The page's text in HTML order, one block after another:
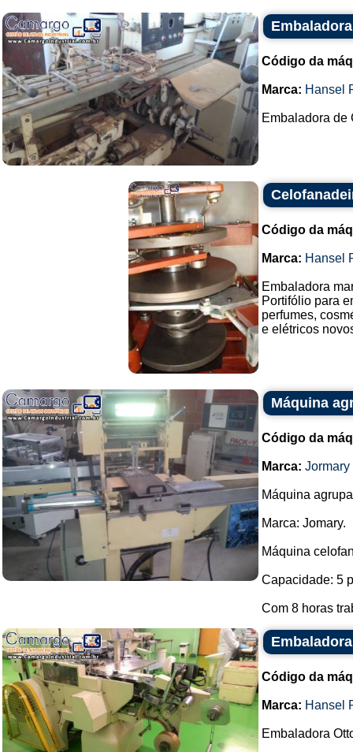
Código da
Marca: Hansel
Embaladora de
Código da
Marca: Hansel
Embaladora
Portifólio para
perfumes,
e elétricos
Máquina
Código da
Marca: Jormary
Máquina
Marca: Jomary.
Máquina
Capacidade: 5
Com 8 horas
Código da
Marca: Hansel
Embaladora